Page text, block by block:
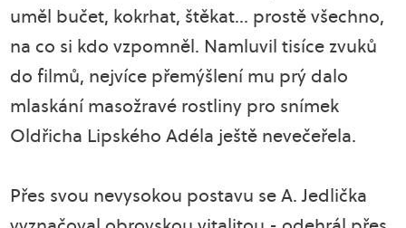
uměl bučet, kokrhat, štěkat... prostě všechno,
na co si kdo vzpomněl. Namluvil tisíce zvuků
do filmů, nejvíce přemýšlení mu prý dalo
mlaskání masožravé rostliny pro snímek
Oldřicha Lipského Adéla ještě nevečeřela.
Přes svou nevysokou postavu se A. Jedlička